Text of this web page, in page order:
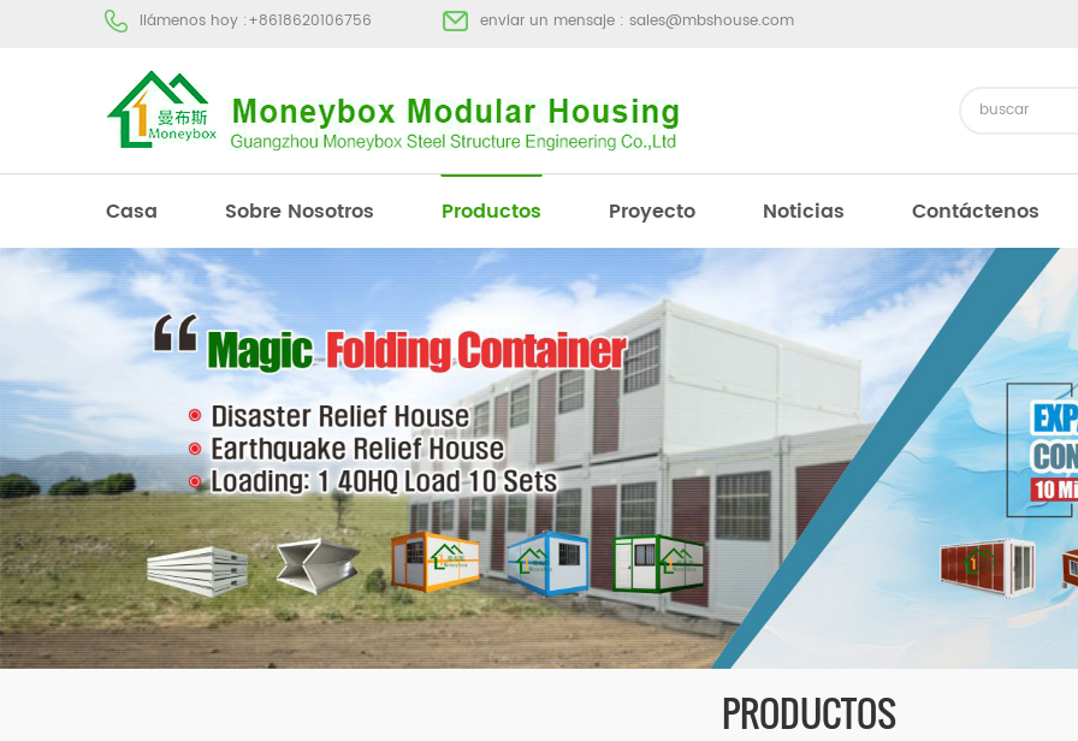
llámenos hoy :+8618620106756 enviar un mensaje : sales@mbshouse.com
Casa Sobre Nosotros Productos Proyecto Noticias Contáctenos
PRODUCTOS